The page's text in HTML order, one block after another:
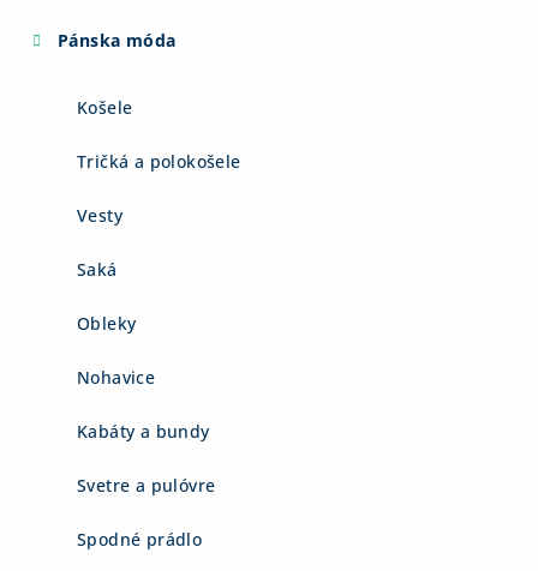
Pánska móda
Košele
Tričká a polokošele
Vesty
Saká
Obleky
Nohavice
Kabáty a bundy
Svetre a pulóvre
Spodné prádlo